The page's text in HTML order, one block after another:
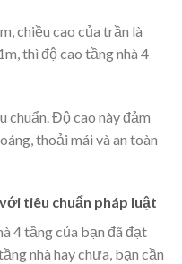
chiều cao của trần là
thì độ cao tầng nhà 4
chuẩn. Độ cao này đảm
thoải mái và an toàn
tiêu chuẩn pháp luật
4 tầng của bạn đã đạt
nhà hay chưa, bạn cần